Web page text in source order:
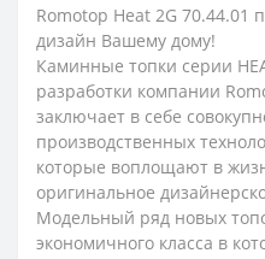
Romotop Heat 2G 70.44.01
дизайн Вашему дому!
Каминные топки серии
разработки компании
заключает в себе
производственных
которые воплощают в
оригинальное
Модельный ряд новых
экономичного класса в